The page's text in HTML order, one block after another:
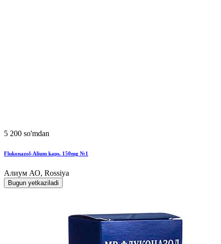
5 200 so'mdan
Flukonazol-Alium kaps. 150mg №1
Алиум АО, Rossiya
Bugun yetkaziladi